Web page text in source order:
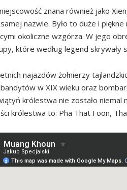
na zwiedzanie?
w Muang Khoun
znana również jako
nazwie. Było to duże i
okoliczne wzgórza. W jego
które według legend skrywały
najazdów żołnierzy
w XIX wieku oraz
królestwa nie zostało niemal
królestwa to: Pha That Foon,